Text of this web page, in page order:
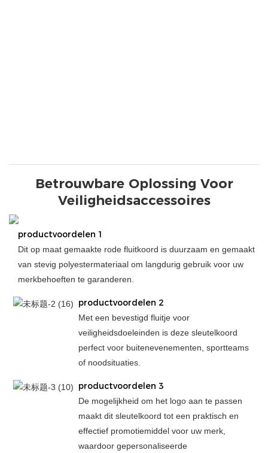
Betrouwbare Oplossing Voor
Veiligheidsaccessoires
productvoordelen 1
Dit op maat gemaakte rode fluitkoord is duurzaam en gemaakt
van stevig polyestermateriaal om langdurig gebruik voor uw
merkbehoeften te garanderen.
productvoordelen 2
Met een bevestigd fluitje voor
veiligheidsdoeleinden is deze sleutelkoord
perfect voor buitenevenementen, sportteams
of noodsituaties.
productvoordelen 3
De mogelijkheid om het logo aan te passen
maakt dit sleutelkoord tot een praktisch en
effectief promotiemiddel voor uw merk,
waardoor gepersonaliseerde